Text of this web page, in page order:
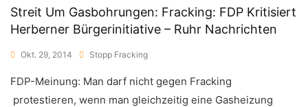
Streit Um Gasbohrungen: Fracking: FDP Kritisiert
Herberner Bürgerinitiative – Ruhr Nachrichten
Okt. 29, 2014 Stopp Fracking
FDP-Meinung: Man darf nicht gegen Fracking
protestieren, wenn man gleichzeitig eine Gasheizung